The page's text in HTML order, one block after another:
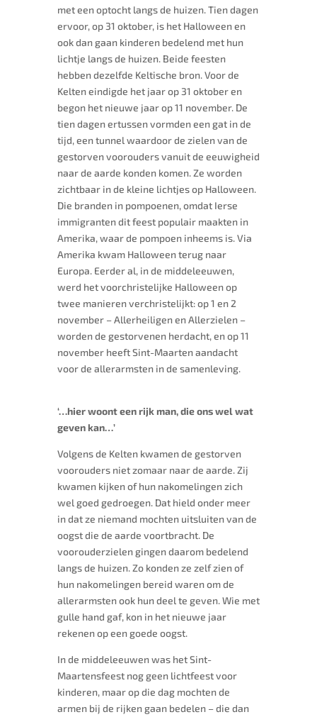
met een optocht langs de huizen. Tien dagen
ervoor, op 31 oktober, is het Halloween en
ook dan gaan kinderen bedelend met hun
lichtje langs de huizen. Beide feesten
hebben dezelfde Keltische bron. Voor de
Kelten eindigde het jaar op 31 oktober en
begon het nieuwe jaar op 11 november. De
tien dagen ertussen vormden een gat in de
tijd, een tunnel waardoor de zielen van de
gestorven voorouders vanuit de eeuwigheid
naar de aarde konden komen. Ze worden
zichtbaar in de kleine lichtjes op Halloween.
Die branden in pompoenen, omdat Ierse
immigranten dit feest populair maakten in
Amerika, waar de pompoen inheems is. Via
Amerika kwam Halloween terug naar
Europa. Eerder al, in de middeleeuwen,
werd het voorchristelijke Halloween op
twee manieren verchristelijkt: op 1 en 2
november – Allerheiligen en Allerzielen –
worden de gestorvenen herdacht, en op 11
november heeft Sint-Maarten aandacht
voor de allerarmsten in de samenleving.
‘…hier woont een rijk man, die ons wel wat
geven kan…’
Volgens de Kelten kwamen de gestorven
voorouders niet zomaar naar de aarde. Zij
kwamen kijken of hun nakomelingen zich
wel goed gedroegen. Dat hield onder meer
in dat ze niemand mochten uitsluiten van de
oogst die de aarde voortbracht. De
voorouderzielen gingen daarom bedelend
langs de huizen. Zo konden ze zelf zien of
hun nakomelingen bereid waren om de
allerarmsten ook hun deel te geven. Wie met
gulle hand gaf, kon in het nieuwe jaar
rekenen op een goede oogst.
In de middeleeuwen was het Sint-
Maartensfeest nog geen lichtfeest voor
kinderen, maar op die dag mochten de
armen bij de rijken gaan bedelen – die dan